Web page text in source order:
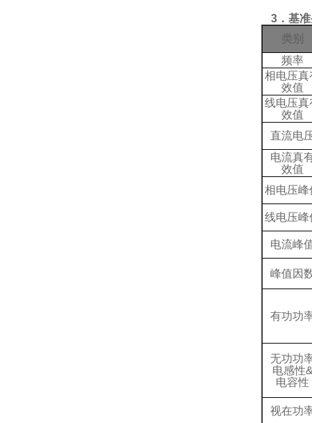
3．基
类别
频率
相电压真
效值
线电压真
效值
直流电
电流真
效值
相电压峰
线电压峰
电流峰
峰值因
有功功
无功功
电感性
电容性
视在功